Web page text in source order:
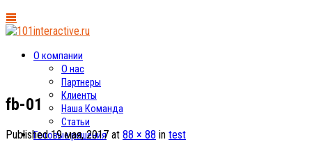
О компании
О нас
Партнеры
Клиенты
Наша Команда
Статьи
Готовые решения
fb-01
Published19 мая, 2017 at 88 × 88 in test